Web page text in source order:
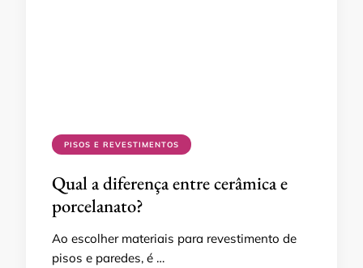
PISOS E REVESTIMENTOS
Qual a diferença entre cerâmica e
porcelanato?
Ao escolher materiais para revestimento de
pisos e paredes, é …